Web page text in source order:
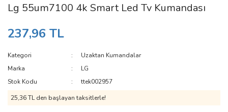
Lg 55um7100 4k Smart Led Tv Kumandası
237,96 TL
Kategori
Uzaktan Kumandalar
Marka
LG
Stok Kodu
ttek002957
25,36 TL den başlayan taksitlerle!